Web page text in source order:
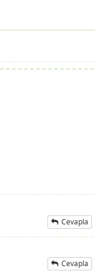
Cevapla
Cevapla